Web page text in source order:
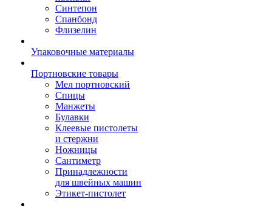
Синтепон
Спанбонд
Флизелин
Упаковочные материалы
Портновские товары
Мел портновский
Спицы
Манжеты
Булавки
Клеевые пистолеты
и стержни
Ножницы
Сантиметр
Принадлежности
для швейных машин
Этикет-пистолет